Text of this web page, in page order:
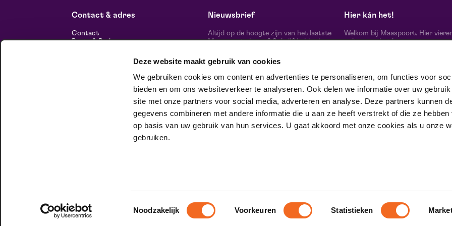
Deze website maakt gebruik van cookies
We gebruiken cookies om content en advertenties te personaliseren, om functies voor
bieden en om ons websiteverkeer te analyseren. Ook delen we informatie over uw
site met onze partners voor social media, adverteren en analyse. Deze partners kunnen
gegevens combineren met andere informatie die u aan ze heeft verstrekt of die ze hebben
op basis van uw gebruik van hun services. U gaat akkoord met onze cookies als u onze
gebruiken.
Toestemmingsselectie
Noodzakelijk Voorkeuren Statistieken
Contact & adres
Contact
Route & Parkeren
Duurzaam ondernemen
Nieuwsbrief
Altijd op de hoogte zijn van het laatste
Maaspoort nieuws? Schrijf je hier in
schrijf je in
volg ons op
Hier kán het!
Welkom bij Maaspoort. Hier
cultuur en het leven met een
echte verschil maak je samen’.
Winnaar van de Red Dot Award
& Communication Design 2024
categorie Corporate Design &
© 2026 Maaspoort |Website by Itix